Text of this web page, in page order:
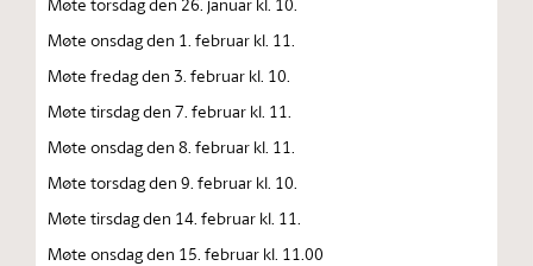
Møte onsdag den 1. februar kl. 11.
Møte fredag den 3. februar kl. 10.
Møte tirsdag den 7. februar kl. 11.
Møte onsdag den 8. februar kl. 11.
Møte torsdag den 9. februar kl. 10.
Møte tirsdag den 14. februar kl. 11.
Møte onsdag den 15. februar kl. 11.00